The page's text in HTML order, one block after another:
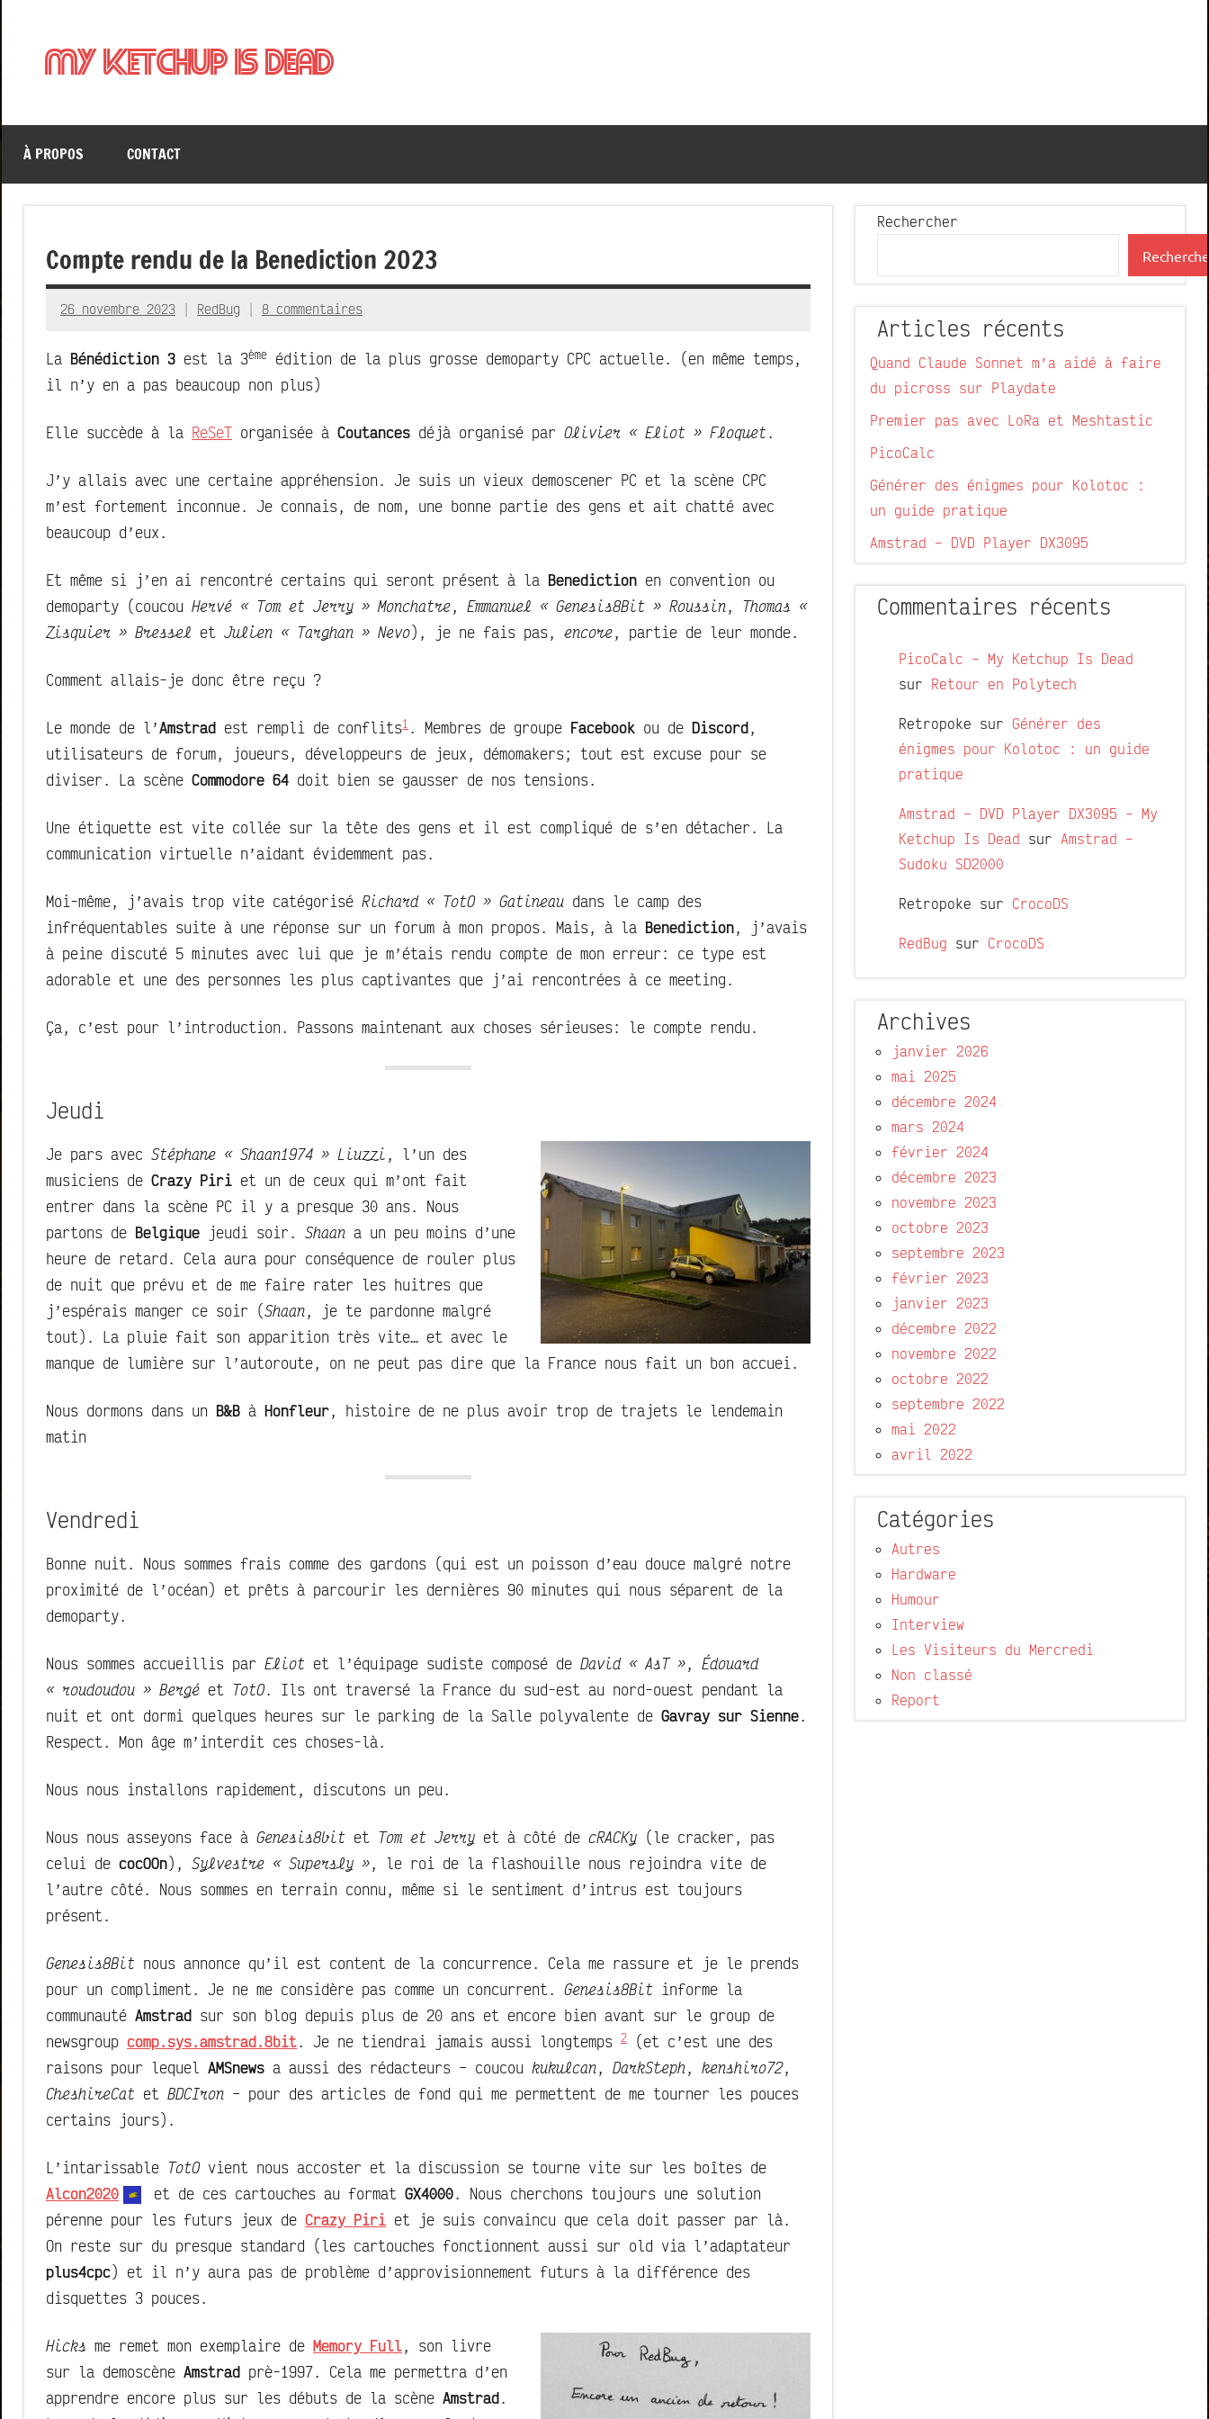
contenuMy Ketchup Is Dead
À PROPOS CONTACT
Compte rendu de la Benediction 2023
26 novembre 2023 RedBug 8 commentaires
La Bénédiction 3 est la 3ème
édition de la plus grosse demoparty CPC actuelle. (en même temps,
il n’y en a pas beaucoup non plus)
Elle succède à la ReSeT organisée à Coutances déjà organisé par Olivier « Eliot » Floquet.
J’y allais avec une certaine appréhension. Je suis un vieux demoscener PC et la scène CPC
m’est fortement inconnue. Je connais, de nom, une bonne partie des gens et ait chatté avec
beaucoup d’eux.
Et même si j’en ai rencontré certains qui seront présent à la Benediction en convention ou
demoparty (coucou Hervé « Tom et Jerry » Monchatre, Emmanuel « Genesis8Bit » Roussin, Thomas «
Zisquier » Bressel et Julien « Targhan » Nevo), je ne fais pas, encore, partie de leur monde.
Comment allais-je donc être reçu ?
Le monde de l’Amstrad est rempli de conflits1 . Membres de groupe Facebook ou de Discord,
utilisateurs de forum, joueurs, développeurs de jeux, démomakers; tout est excuse pour se
diviser. La scène Commodore 64 doit bien se gausser de nos tensions.
Une étiquette est vite collée sur la tête des gens et il est compliqué de s’en détacher. La
communication virtuelle n’aidant évidemment pas.
Moi-même, j’avais trop vite catégorisé Richard « TotO » Gatineau dans le camp des
infréquentables suite à une réponse sur un forum à mon propos. Mais, à la Benediction, j’avais
à peine discuté 5 minutes avec lui que je m’étais rendu compte de mon erreur: ce type est
adorable et une des personnes les plus captivantes que j’ai rencontrées à ce meeting.
Ça, c’est pour l’introduction. Passons maintenant aux choses sérieuses: le compte rendu.
Jeudi
Je pars avec Stéphane « Shaan1974 » Liuzzi, l’un des
musiciens de Crazy Piri et un de ceux qui m’ont fait
entrer dans la scène PC il y a presque 30 ans. Nous
partons de Belgique jeudi soir. Shaan a un peu moins d’une
heure de retard. Cela aura pour conséquence de rouler plus
de nuit que prévu et de me faire rater les huitres que
j’espérais manger ce soir (Shaan, je te pardonne malgré
tout). La pluie fait son apparition très vite… et avec le
manque de lumière sur l’autoroute, on ne peut pas dire que la France nous fait un bon accuei.
Nous dormons dans un B&B à Honfleur, histoire de ne plus avoir trop de trajets le lendemain
matin
Vendredi
Bonne nuit. Nous sommes frais comme des gardons (qui est un poisson d’eau douce malgré notre
proximité de l’océan) et prêts à parcourir les dernières 90 minutes qui nous séparent de la
demoparty.
Nous sommes accueillis par Eliot et l’équipage sudiste composé de David « AsT », Édouard
« roudoudou » Bergé et TotO. Ils ont traversé la France du sud-est au nord-ouest pendant la
nuit et ont dormi quelques heures sur le parking de la Salle polyvalente de Gavray sur Sienne.
Respect. Mon âge m’interdit ces choses-là.
Nous nous installons rapidement, discutons un peu.
Nous nous asseyons face à Genesis8bit et Tom et Jerry et à côté de cRACKy (le cracker, pas
celui de cocOOn), Sylvestre « Supersly », le roi de la flashouille nous rejoindra vite de
l’autre côté. Nous sommes en terrain connu, même si le sentiment d’intrus est toujours
présent.
Genesis8Bit nous annonce qu’il est content de la concurrence. Cela me rassure et je le prends
pour un compliment. Je ne me considère pas comme un concurrent. Genesis8Bit informe la
communauté Amstrad sur son blog depuis plus de 20 ans et encore bien avant sur le group de
newsgroup comp.sys.amstrad.8bit. Je ne tiendrai jamais aussi longtemps 2
(et c’est une des
raisons pour lequel AMSnews a aussi des rédacteurs – coucou kukulcan, DarkSteph, kenshiro72,
CheshireCat et BDCIron – pour des articles de fond qui me permettent de me tourner les pouces
certains jours).
L’intarissable TotOvient nous accoster et la discussion se tourne vite sur les boîtes de
Alcon2020
et de ces cartouches au format GX4000. Nous cherchons toujours une solution
pérenne pour les futurs jeux de Crazy Piri et je suis convaincu que cela doit passer par là.
On reste sur du presque standard (les cartouches fonctionnent aussi sur old via l’adaptateur
plus4cpc) et il n’y aura pas de problème d’approvisionnement futurs à la différence des
disquettes 3 pouces.
Hicks me remet mon exemplaire de Memory Full, son livre
sur la demoscène Amstrad prè-1997. Cela me permettra d’en
apprendre encore plus sur les débuts de la scène Amstrad.
Rechercher
Articles récents
Quand Claude Sonnet m’a aidé à faire
du picross sur Playdate
Premier pas avec LoRa et Meshtastic
PicoCalc
Générer des énigmes pour Kolotoc :
un guide pratique
Amstrad – DVD Player DX3095
Commentaires récents
PicoCalc – My Ketchup Is Dead
sur Retour en Polytech
Retropoke sur Générer des
énigmes pour Kolotoc : un guide
pratique
Amstrad – DVD Player DX3095 – My
Ketchup Is Dead sur Amstrad –
Sudoku SD2000
Retropoke sur CrocoDS
RedBug sur CrocoDS
Archives
janvier 2026
mai 2025
décembre 2024
mars 2024
février 2024
décembre 2023
novembre 2023
octobre 2023
septembre 2023
février 2023
janvier 2023
décembre 2022
novembre 2022
octobre 2022
septembre 2022
mai 2022
avril 2022
Catégories
Autres
Hardware
Humour
Interview
Les Visiteurs du Mercredi
Non classé
Report